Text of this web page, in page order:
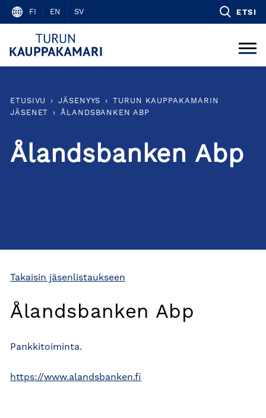
Skip
content
FI EN SV ETSI
ETUSIVU › JÄSENYYS ›
TURUN KAUPPAKAMARIN
JÄSENET
› ÅLANDSBANKEN ABP
Ålandsbanken Abp
Takaisin jäsenlistaukseen
Ålandsbanken Abp
Pankkitoiminta.
https://www.alandsbanken.fi